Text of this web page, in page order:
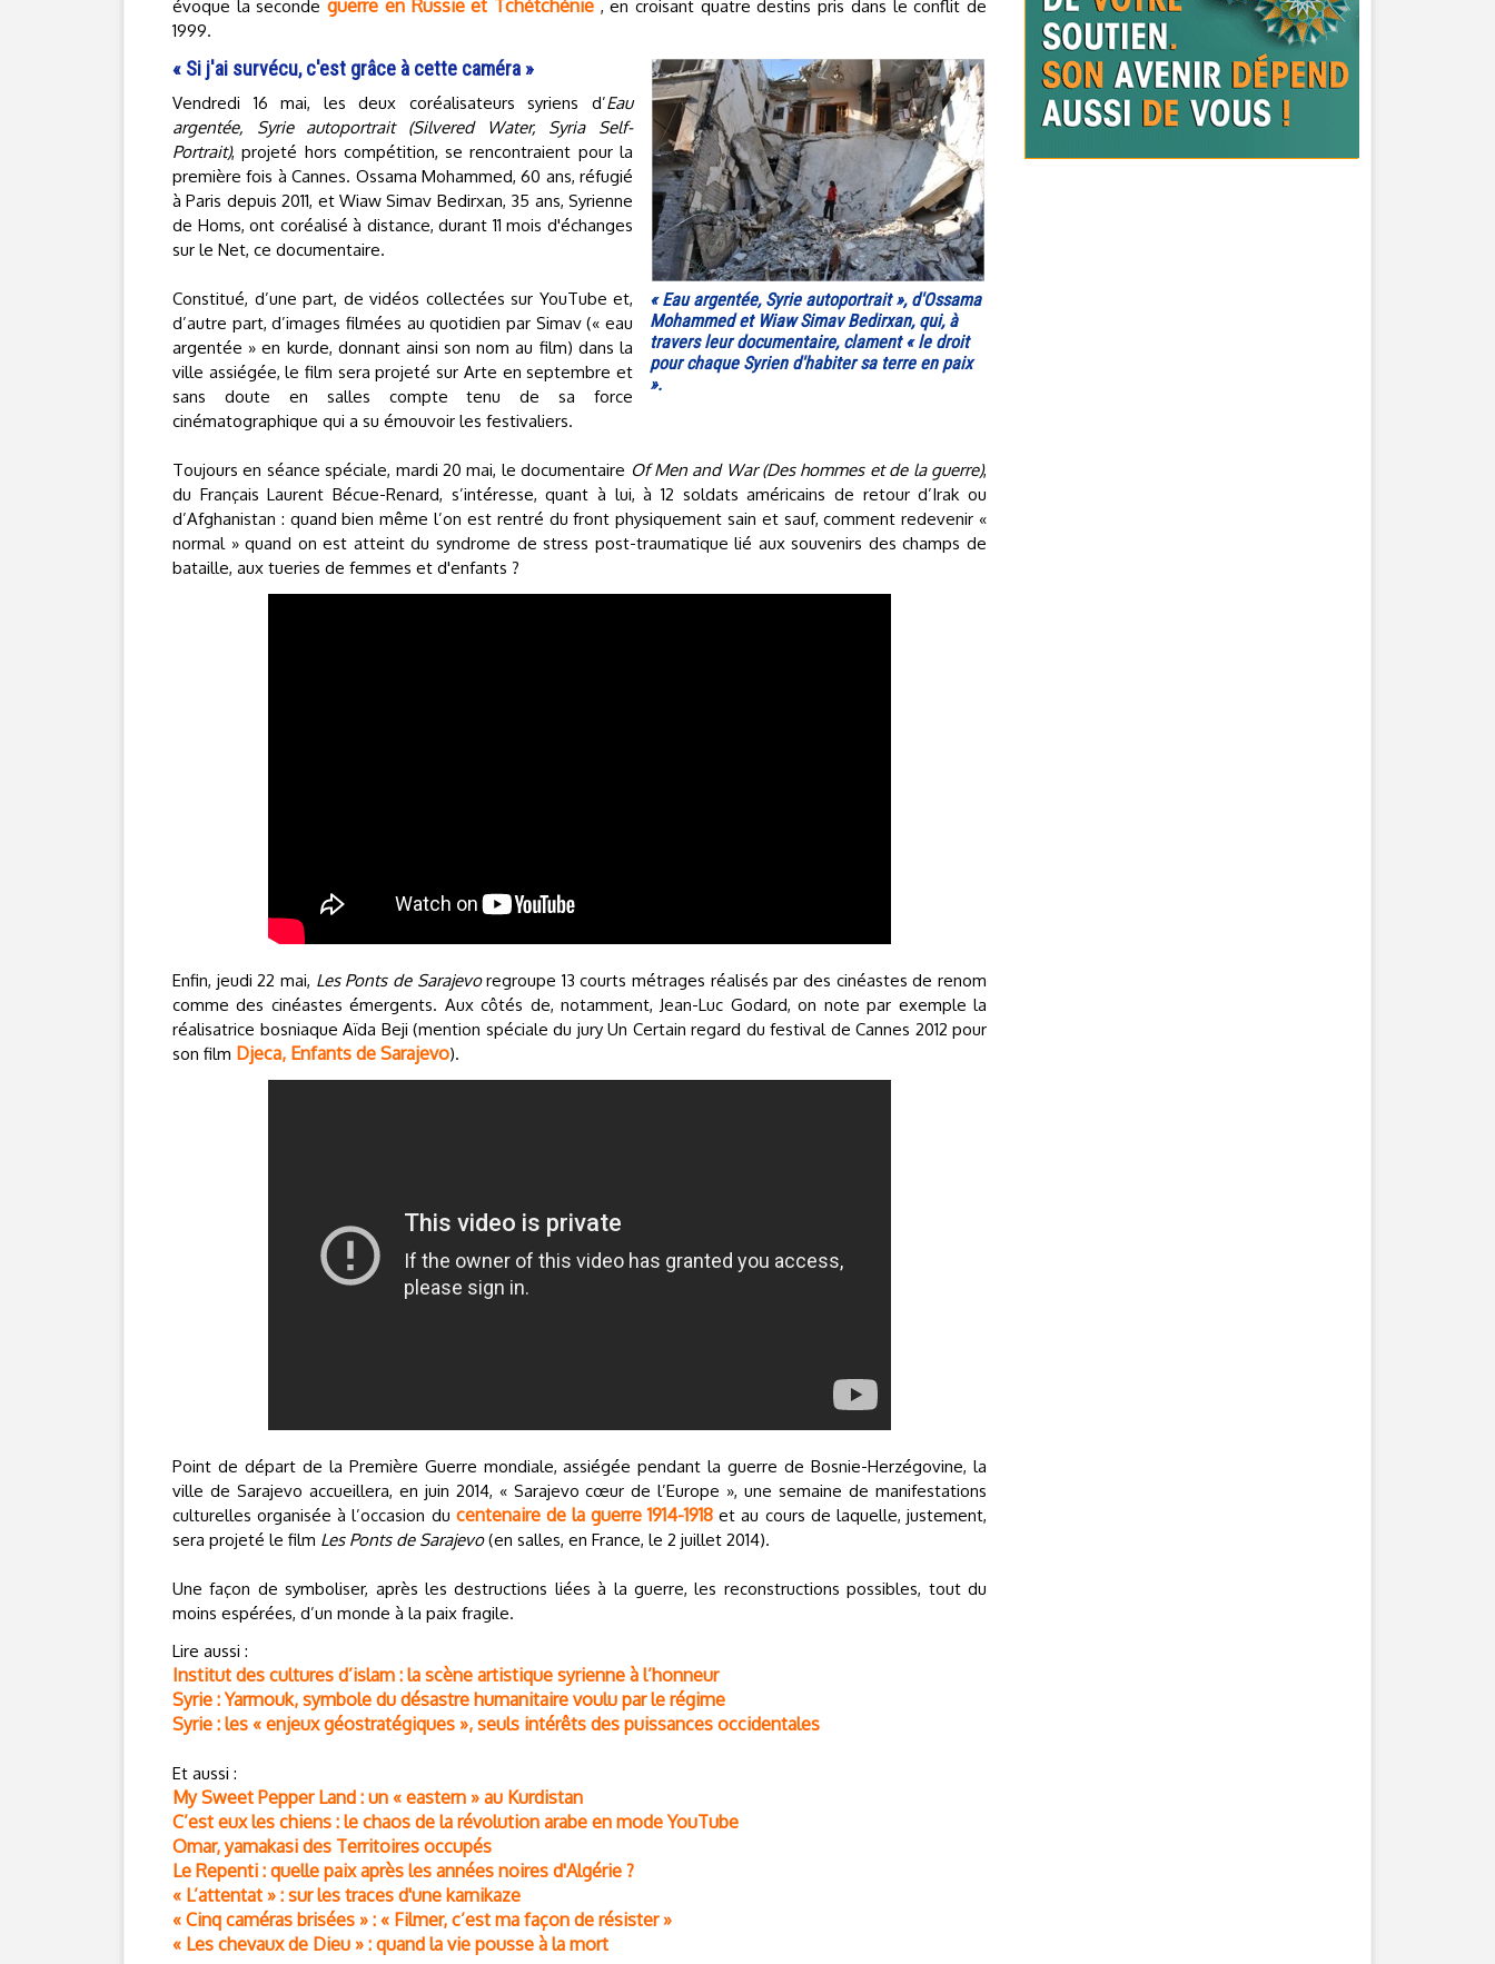
évoque la secondeguerre en Russie et Tchétchénie , en croisant quatre destins pris dans le conflit de
1999.
« Eau argentée, Syrie autoportrait », d'Ossama
Mohammed et Wiaw Simav Bedirxan, qui, à
travers leur documentaire, clament « le droit
pour chaque Syrien d'habiter sa terre en paix
».
« Si j'ai survécu, c'est grâce à cette caméra »
Vendredi 16 mai, les deux coréalisateurs syriens d’Eau
argentée, Syrie autoportrait (Silvered Water, Syria Self-
Portrait), projeté hors compétition, se rencontraient pour la
première fois à Cannes. Ossama Mohammed, 60 ans, réfugié
à Paris depuis 2011, et Wiaw Simav Bedirxan, 35 ans, Syrienne
de Homs, ont coréalisé à distance, durant 11 mois d'échanges
sur le Net, ce documentaire.
Constitué, d’une part, de vidéos collectées sur YouTube et,
d’autre part, d’images filmées au quotidien par Simav (« eau
argentée » en kurde, donnant ainsi son nom au film) dans la
ville assiégée, le film sera projeté sur Arte en septembre et
sans doute en salles compte tenu de sa force
cinématographique qui a su émouvoir les festivaliers.
Toujours en séance spéciale, mardi 20 mai, le documentaire Of Men and War (Des hommes et de la guerre),
du Français Laurent Bécue-Renard, s’intéresse, quant à lui, à 12 soldats américains de retour d’Irak ou
d’Afghanistan : quand bien même l’on est rentré du front physiquement sain et sauf, comment redevenir «
normal » quand on est atteint du syndrome de stress post-traumatique lié aux souvenirs des champs de
bataille, aux tueries de femmes et d'enfants ?
Enfin, jeudi 22 mai, Les Ponts de Sarajevoregroupe 13 courts métrages réalisés par des cinéastes de renom
comme des cinéastes émergents. Aux côtés de, notamment, Jean-Luc Godard, on note par exemple la
réalisatrice bosniaque Aïda Beji (mention spéciale du jury Un Certain regard du festival de Cannes 2012 pour
son film Djeca, Enfants de Sarajevo).
Point de départ de la Première Guerre mondiale, assiégée pendant la guerre de Bosnie-Herzégovine, la
ville de Sarajevo accueillera, en juin 2014, « Sarajevo cœur de l’Europe », une semaine de manifestations
culturelles organisée à l’occasion du centenaire de la guerre 1914-1918 et au cours de laquelle, justement,
sera projeté le film Les Ponts de Sarajevo(en salles, en France, le 2 juillet 2014).
Une façon de symboliser, après les destructions liées à la guerre, les reconstructions possibles, tout du
moins espérées, d’un monde à la paix fragile.
Lire aussi :
Institut des cultures d’islam : la scène artistique syrienne à l’honneur
Syrie : Yarmouk, symbole du désastre humanitaire voulu par le régime
Syrie : les « enjeux géostratégiques », seuls intérêts des puissances occidentales
Et aussi :
My Sweet Pepper Land : un « eastern » au Kurdistan
C’est eux les chiens : le chaos de la révolution arabe en mode YouTube
Omar, yamakasi des Territoires occupés
Le Repenti : quelle paix après les années noires d'Algérie ?
« L’attentat » : sur les traces d'une kamikaze
« Cinq caméras brisées » : « Filmer, c’est ma façon de résister »
« Les chevaux de Dieu » : quand la vie pousse à la mort